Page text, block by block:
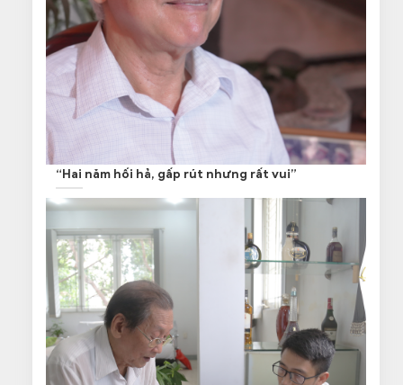
“Hai năm hối hả, gấp rút nhưng rất vui”